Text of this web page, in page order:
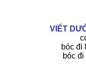
VIẾT
bóc đi
bóc